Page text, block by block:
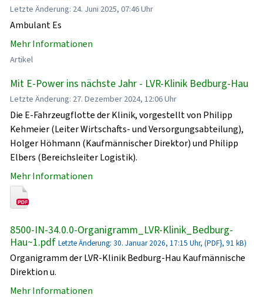
Letzte Änderung: 24. Juni 2025, 07:46 Uhr
Ambulant Es
Mehr Informationen
Artikel
Mit E-Power ins nächste Jahr - LVR-Klinik Bedburg-Hau
Letzte Änderung: 27. Dezember 2024, 12:06 Uhr
Die E-Fahrzeugflotte der Klinik, vorgestellt von Philipp
Kehmeier (Leiter Wirtschafts- und Versorgungsabteilung),
Holger Höhmann (Kaufmännischer Direktor) und Philipp
Elbers (Bereichsleiter Logistik).
Mehr Informationen
8500-IN-34.0.0-Organigramm_LVR-Klinik_Bedburg-
Hau~1.pdf Letzte Änderung: 30. Januar 2026, 17:15 Uhr, (PDF}, 91 kB)
Organigramm der LVR-Klinik Bedburg-Hau Kaufmännische
Direktion u.
Mehr Informationen